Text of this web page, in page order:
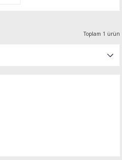
Toplam 1 ürün